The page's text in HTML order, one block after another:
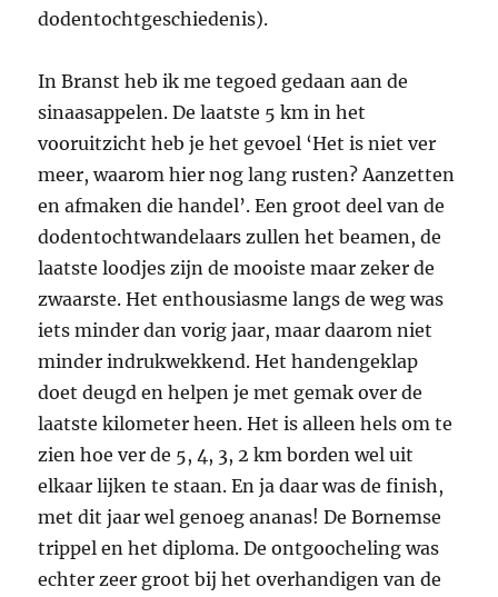
dodentochtgeschiedenis).
In Branst heb ik me tegoed gedaan aan de
sinaasappelen. De laatste 5 km in het
vooruitzicht heb je het gevoel ‘Het is niet ver
meer, waarom hier nog lang rusten? Aanzetten
en afmaken die handel’. Een groot deel van de
dodentochtwandelaars zullen het beamen, de
laatste loodjes zijn de mooiste maar zeker de
zwaarste. Het enthousiasme langs de weg was
iets minder dan vorig jaar, maar daarom niet
minder indrukwekkend. Het handengeklap
doet deugd en helpen je met gemak over de
laatste kilometer heen. Het is alleen hels om te
zien hoe ver de 5, 4, 3, 2 km borden wel uit
elkaar lijken te staan. En ja daar was de finish,
met dit jaar wel genoeg ananas! De Bornemse
trippel en het diploma. De ontgoocheling was
echter zeer groot bij het overhandigen van de